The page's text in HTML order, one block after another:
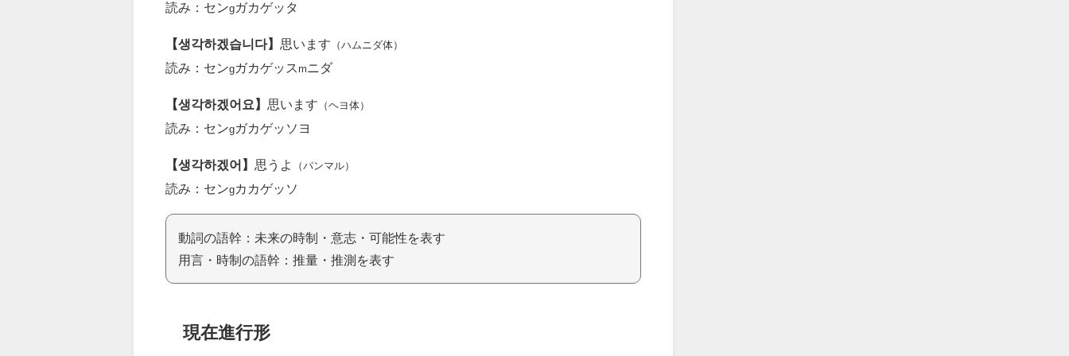
読み：センgガカゲッタ
【생각하겠습니다】 思います （ハムニダ体）
読み：センgガカゲッスmニダ
【생각하겠어요】 思います （ヘヨ体）
読み：センgガカゲッソヨ
【생각하겠어】 思うよ （パンマル）
読み：センgカカゲッソ
動詞の語幹：未来の時制・意志・可能性を表す
用言・時制の語幹：推量・推測を表す
現在進行形